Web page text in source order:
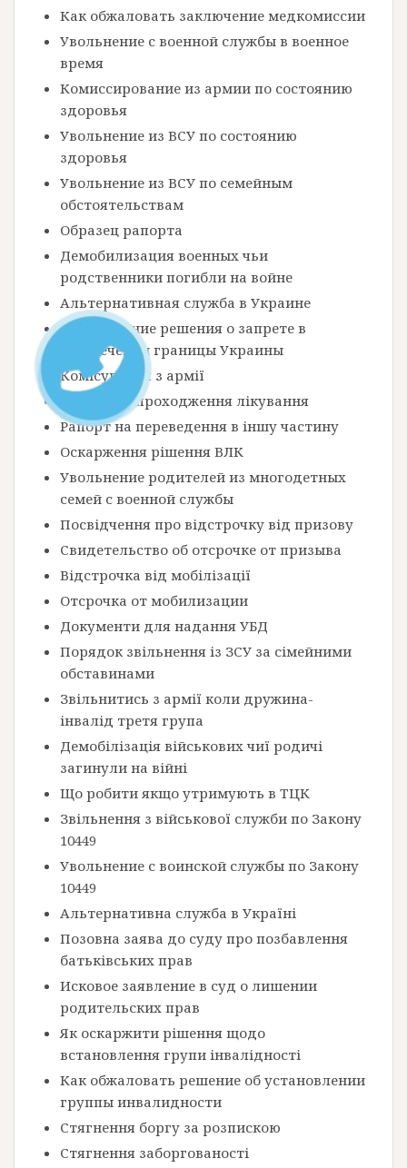
Как обжаловать заключение медкомиссии
Увольнение с военной службы в военное
время
Комиссирование из армии по состоянию
здоровья
Увольнение из ВСУ по состоянию
здоровья
Увольнение из ВСУ по семейным
обстоятельствам
Образец рапорта
Демобилизация военных чьи
родственники погибли на войне
Альтернативная служба в Украине
Обжалование решения о запрете в
пересечении границы Украины
Комісування з армії
Рапорт на проходження лікування
Рапорт на переведення в іншу частину
Оскарження рішення ВЛК
Увольнение родителей из многодетных
семей с военной службы
Посвідчення про відстрочку від призову
Свидетельство об отсрочке от призыва
Відстрочка від мобілізації
Отсрочка от мобилизации
Документи для надання УБД
Порядок звільнення із ЗСУ за сімейними
обставинами
Звільнитись з армії коли дружина-
інвалід третя група
Демобілізація військових чиї родичі
загинули на війні
Що робити якщо утримують в ТЦК
Звільнення з військової служби по Закону
10449
Увольнение с воинской службы по Закону
10449
Альтернативна служба в Україні
Позовна заява до суду про позбавлення
батьківських прав
Исковое заявление в суд о лишении
родительских прав
Як оскаржити рішення щодо
встановлення групи інвалідності
Как обжаловать решение об установлении
группы инвалидности
Стягнення боргу за розпискою
Стягнення заборгованості